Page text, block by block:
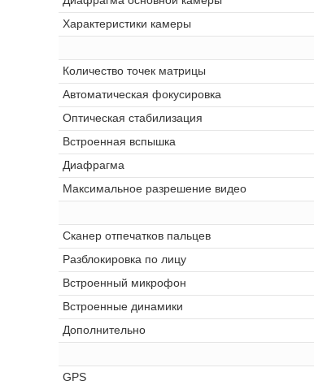
Характеристики камеры
Количество точек матрицы
Автоматическая фокусировка
Оптическая стабилизация
Встроенная вспышка
Диафрагма
Максимальное разрешение видео
Сканер отпечатков пальцев
Разблокировка по лицу
Встроенный микрофон
Встроенные динамики
Дополнительно
GPS